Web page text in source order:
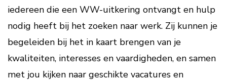
iedereen die een WW-uitkering ontvangt en hulp
nodig heeft bij het zoeken naar werk. Zij kunnen je
begeleiden bij het in kaart brengen van je
kwaliteiten, interesses en vaardigheden, en samen
met jou kijken naar geschikte vacatures en